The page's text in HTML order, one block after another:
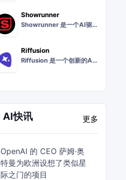
Showrunner
Showrunner 是一个AI驱动的创意助手平台，旨在帮助创作者和内容制作团队更高效地进行内容创作和管理。Showrunner 平台提供了一系列强大的工具和功
Riffusion
Riffusion 是一个创新的AI音乐生成项目，旨在探索人工智能在音乐创作领域的应用。Riffusion 项目利用先进的机器学习技术，为音乐爱好者和创作者提供
更多
AI快讯
OpenAI 的 CEO 萨姆·奥
特曼为欧洲设想了类似星
际之门的项目